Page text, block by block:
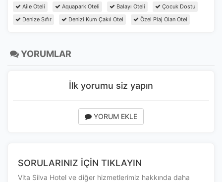
Aile Oteli Aquapark Oteli Balayı Oteli
Çocuk Dostu
Denize Sıfır
Denizi Kum Çakıl Otel Özel Plaj Olan Otel
YORUMLAR
İlk yorumu siz yapın
YORUM EKLE
SORULARINIZ İÇİN TIKLAYIN
Vita Silva Hotel ve diğer hizmetlerimiz hakkında daha